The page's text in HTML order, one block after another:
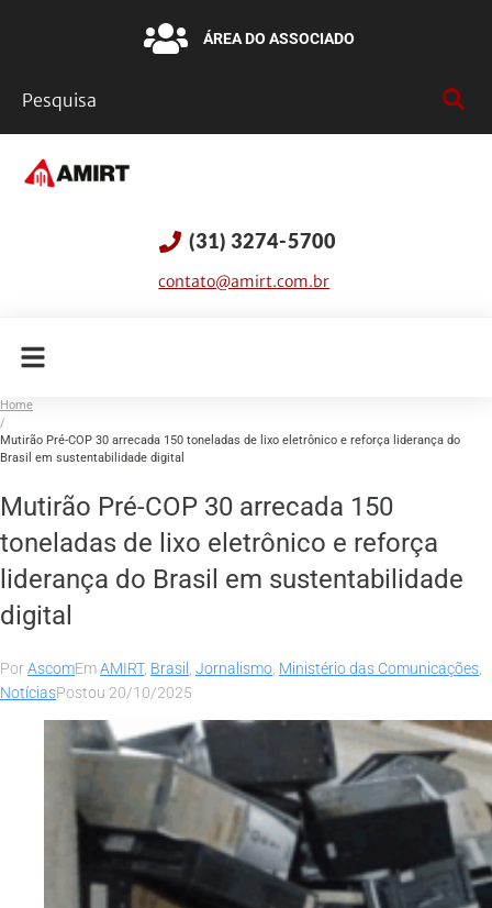
ÁREA DO ASSOCIADO
(31) 3274-5700
contato@amirt.com.br
Home
/
Mutirão Pré-COP 30 arrecada 150 toneladas de lixo eletrônico e reforça liderança do
Brasil em sustentabilidade digital
Mutirão Pré-COP 30 arrecada 150
toneladas de lixo eletrônico e reforça
liderança do Brasil em sustentabilidade
digital
PorAscomEmAMIRT, Brasil Jornalismo Ministério das Comunicações
NotíciasPostou 20/10/2025